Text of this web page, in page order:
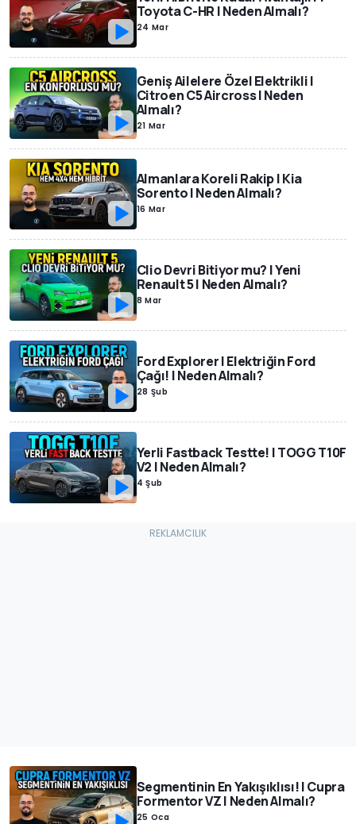
Toyota C-HR | Neden Almalı?
24 Mar
Geniş Ailelere Özel Elektrikli |
Citroen C5 Aircross | Neden
Almalı?
21 Mar
Almanlara Koreli Rakip | Kia
Sorento | Neden Almalı?
16 Mar
Clio Devri Bitiyor mu? | Yeni
Renault 5 | Neden Almalı?
8 Mar
Ford Explorer | Elektriğin Ford
Çağı! | Neden Almalı?
28 Şub
Yerli Fastback Testte! | TOGG T10F
V2 | Neden Almalı?
4 Şub
Segmentinin En Yakışıklısı! | Cupra
Formentor VZ | Neden Almalı?
25 Oca